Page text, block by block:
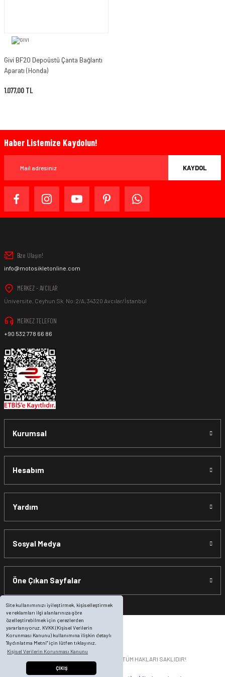
Site kullanımınızı iyileştirmek, kişiselleştirmek
ve reklamları ilgi alanlarınıza göre
özelleştirebilmek için çerezlerden
yararlanıyoruz. KVKK (Kişisel Verilerin
Korunması Kanunu) kullanımına ilişkin detaylı
"Aydınlatma Metni" için lütfen tıklayınız.
Kişisel Verilerin Korunması Kanunu
ÇIKIŞ
Givi BF20 Depoüstü Çanta Bağlantı
Aparatı (Honda)
1.077,00 TL
Haber Listemize Kaydolun!
KAYDOL
Bize Ulaşın!
info@motosikletonline.com
MERKEZ - AVCILAR
Üniversite, Ceyhun Sk. No:2/A, 34320 Avcılar/İstanbul
MERKEZ TELEFON
+90 532 778 66 86
Kurumsal
Hesabım
Yardım
Sosyal Medya
Öne Çıkan Sayfalar
© 2014 motosikletonline.com | TÜM HAKLARI SAKLIDIR!